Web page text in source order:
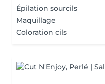
Épilation sourcils
Maquillage
Coloration cils